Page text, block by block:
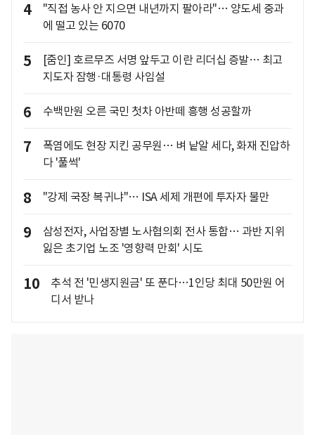
4
"직접 농사 안 지으면 내년까지 팔아라"… 양도세 중과
에 떨고 있는 6070
5
[줌인] 호르무즈 서명 앞두고 이란 리더십 증발… 최고
지도자 잠행·대통령 사임설
6 수백만원 오른 국민 첫차 아반떼 흥행 성공할까
7
폭염에도 현장 지킨 공무원… 벼 낱알 세다, 화재 진압하
다 '풀썩'
8 "강제 국장 복귀냐"… ISA 세제 개편에 투자자 불만
9
삼성전자, 사업장별 노사협의회 전사 통합… 과반 지위
잃은 초기업 노조 '영향력 만회' 시도
10
추석 전 '민생지원금' 또 푼다…1인당 최대 50만원 어
디서 받나